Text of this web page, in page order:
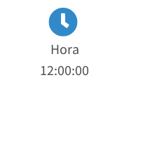
Hora
12:00:00